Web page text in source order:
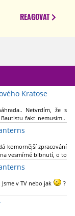
REAGOVAT
Kratose
Netvrdím, že s
fakt nemusim..
komornější zpracování
vesmírné blbnutí, o to
třeba od filmového
Co je na tom
v TV nebo jak
?
kvantity materiálu,